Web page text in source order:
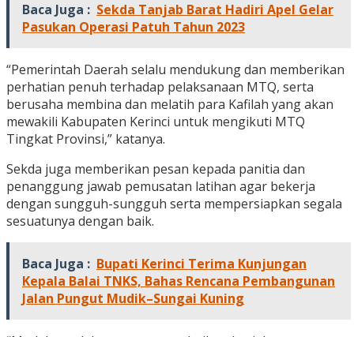
Baca Juga : Sekda Tanjab Barat Hadiri Apel Gelar
Pasukan Operasi Patuh Tahun 2023
“Pemerintah Daerah selalu mendukung dan memberikan
perhatian penuh terhadap pelaksanaan MTQ, serta
berusaha membina dan melatih para Kafilah yang akan
mewakili Kabupaten Kerinci untuk mengikuti MTQ
Tingkat Provinsi,” katanya.
Sekda juga memberikan pesan kepada panitia dan
penanggung jawab pemusatan latihan agar bekerja
dengan sungguh-sungguh serta mempersiapkan segala
sesuatunya dengan baik.
Baca Juga : Bupati Kerinci Terima Kunjungan
Kepala Balai TNKS, Bahas Rencana Pembangunan
Jalan Pungut Mudik–Sungai Kuning